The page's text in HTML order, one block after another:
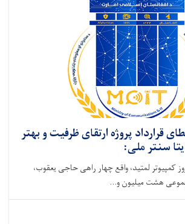
قرارداد پروژه ارتقای ظرفیت و بهتر
سنتر ملی:
کمپیوتر لمتید، واقع چهار راهی حاجی یعقوب،
هشت میلیون و...